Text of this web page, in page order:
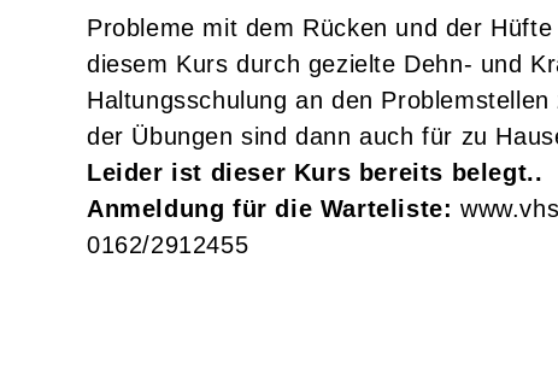
Probleme mit dem Rücken und der
diesem Kurs durch gezielte Dehn- und
Haltungsschulung an den
der Übungen sind dann auch für zu
Leider ist dieser Kurs bereits belegt..
Anmeldung für die Warteliste:
0162/2912455